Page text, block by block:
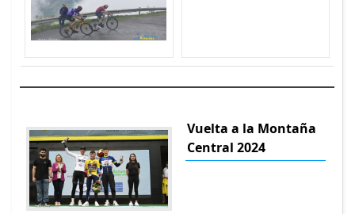
Vuelta a la Montaña
Central 2024